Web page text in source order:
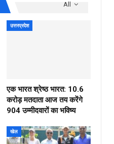
All
उत्तरप्रदेश
एक भारत श्रेष्ठ भारत: 10.6
करोड़ मतदाता आज तय करेंगे
904 उम्मीदवारों का भविष्य
खेल